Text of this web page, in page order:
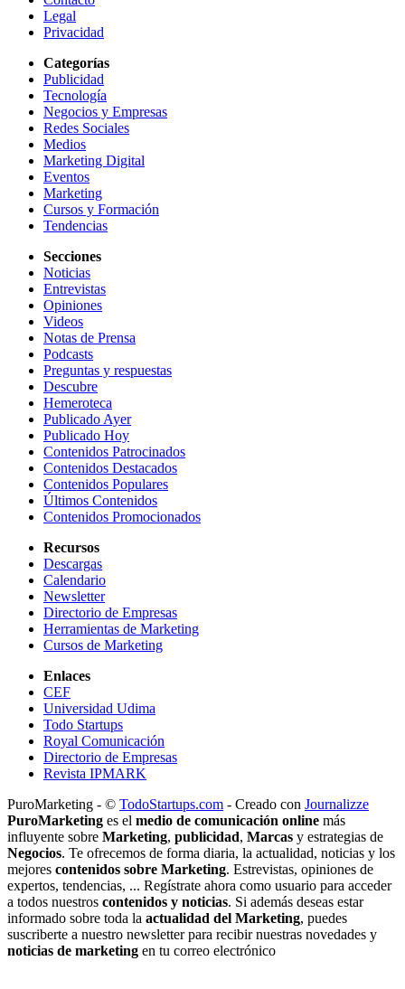
Legal
Privacidad
Categorías
Publicidad
Tecnología
Negocios y Empresas
Redes Sociales
Medios
Marketing Digital
Eventos
Marketing
Cursos y Formación
Tendencias
Secciones
Noticias
Entrevistas
Opiniones
Videos
Notas de Prensa
Podcasts
Preguntas y respuestas
Descubre
Hemeroteca
Publicado Ayer
Publicado Hoy
Contenidos Patrocinados
Contenidos Destacados
Contenidos Populares
Últimos Contenidos
Contenidos Promocionados
Recursos
Descargas
Calendario
Newsletter
Directorio de Empresas
Herramientas de Marketing
Cursos de Marketing
Enlaces
CEF
Universidad Udima
Todo Startups
Royal Comunicación
Directorio de Empresas
Revista IPMARK
PuroMarketing - © TodoStartups.com - Creado con Journalizze
PuroMarketing es el medio de comunicación online más
influyente sobre Marketing, publicidad, Marcas y estrategias de
Negocios. Te ofrecemos de forma diaria, la actualidad, noticias y los
mejores contenidos sobre Marketing. Estrevistas, opiniones de
expertos, tendencias, ... Regístrate ahora como usuario para acceder
a todos nuestros contenidos y noticias. Si además deseas estar
informado sobre toda la actualidad del Marketing, puedes
suscriberte a nuestro newsletter para recibir nuestras novedades y
noticias de marketing en tu correo electrónico